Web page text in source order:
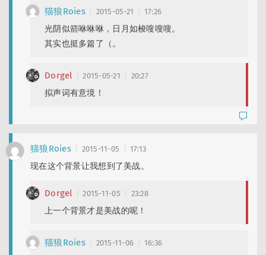
猫狼Roies 2015-05-21 17:26
光阴似箭咻咻咻，日月如梭嗖嗖嗖。
其实也挺多篇了（。
Dorgel 2015-05-21 20:27
拟声词有意境！
猫狼Roies 2015-11-05 17:13
现在这个背景让我想到了美战。
Dorgel 2015-11-05 23:28
上一个背景才是美战的呢！
猫狼Roies 2015-11-06 16:36